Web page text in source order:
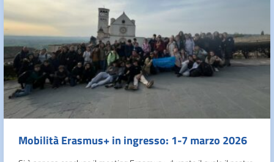
Mobilità Erasmus+ in ingresso: 1-7 marzo 2026